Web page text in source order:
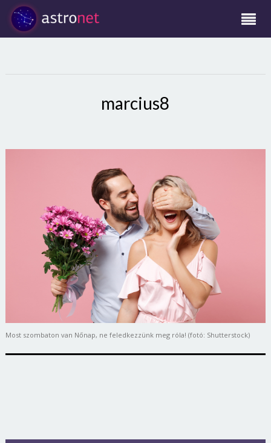
marcius8
Most szombaton van Nőnap, ne feledkezzünk meg róla! (fotó: Shutterstock)